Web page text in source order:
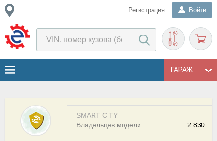
Регистрация Войти
ГАРАЖ
SMART CITY
2 830
Владельцев модели: